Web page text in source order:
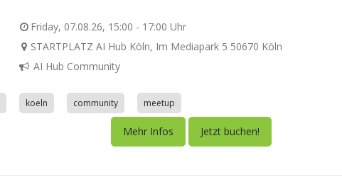
Friday, 07.08.26, 15:00 - 17:00 Uhr
STARTPLATZ AI Hub Köln, Im Mediapark 5 50670 Köln
AI Hub Community
koeln community meetup
Mehr Infos Jetzt buchen!